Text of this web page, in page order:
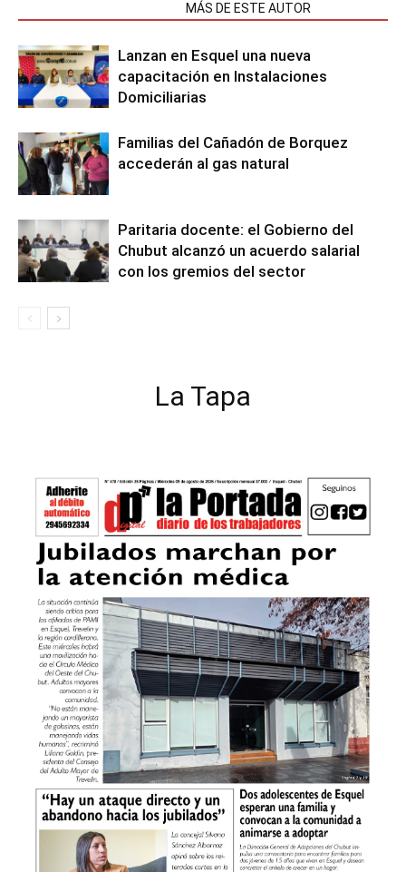
MÁS DE ESTE AUTOR
Lanzan en Esquel una nueva
capacitación en Instalaciones
Domiciliarias
Familias del Cañadón de Borquez
accederán al gas natural
Paritaria docente: el Gobierno del
Chubut alcanzó un acuerdo salarial
con los gremios del sector
La Tapa